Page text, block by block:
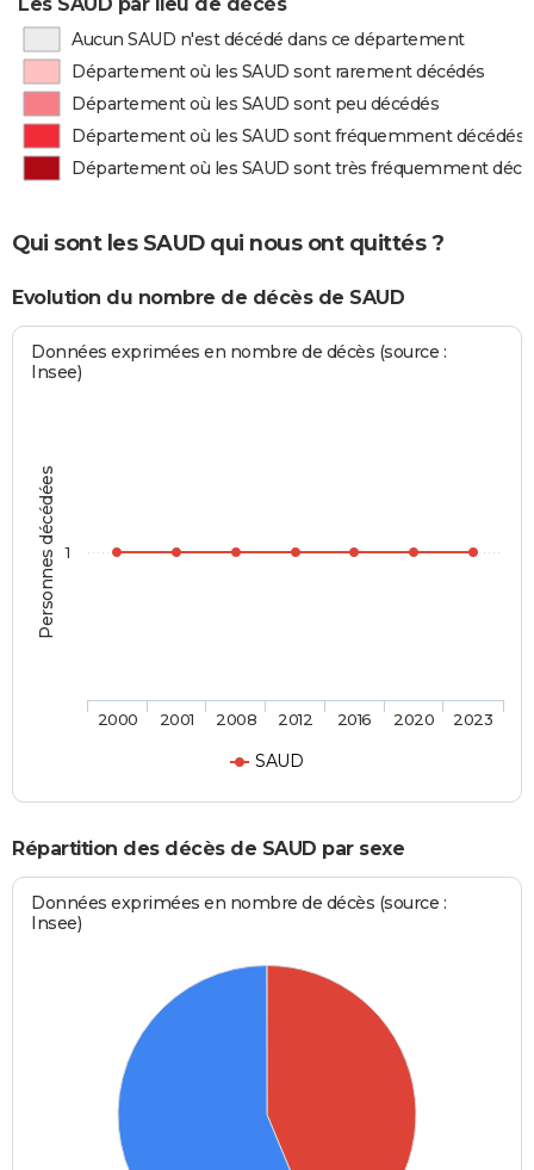
Aucun SAUD n'est décédé dans ce département
Département où les SAUD sont rarement décédés
Département où les SAUD sont peu décédés
Département où les SAUD sont fréquemment décédés
Département où les SAUD sont très fréquemment
Qui sont les SAUD qui nous ont quittés ?
Evolution du nombre de décès de SAUD
Personnes décédées
Données exprimées en nombre de décès (source :
Insee)
SAUD
2000 2001 2008 2012 2016 2020 2023
1
Répartition des décès de SAUD par sexe
Données exprimées en nombre de décès (source :
Insee)